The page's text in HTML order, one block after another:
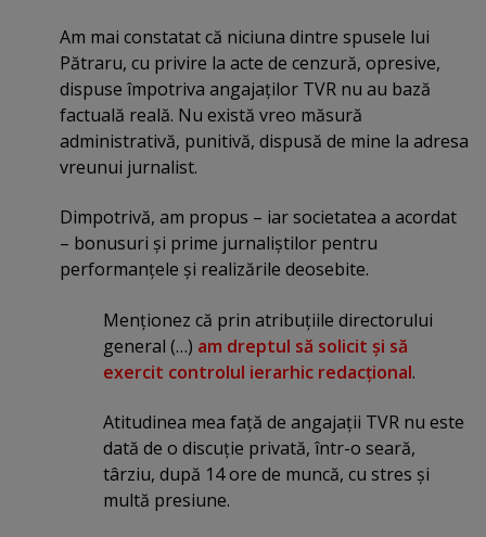
Am mai constatat că niciuna dintre spusele lui
Pătraru, cu privire la acte de cenzură, opresive,
dispuse împotriva angajaţilor TVR nu au bază
factuală reală. Nu există vreo măsură
administrativă, punitivă, dispusă de mine la adresa
vreunui jurnalist.
Dimpotrivă, am propus – iar societatea a acordat
– bonusuri şi prime jurnaliştilor pentru
performanţele şi realizările deosebite.
Menţionez că prin atribuţiile directorului
general (…) am dreptul să solicit şi să
exercit controlul ierarhic redacţional.
Atitudinea mea faţă de angajaţii TVR nu este
dată de o discuţie privată, într-o seară,
târziu, după 14 ore de muncă, cu stres şi
multă presiune.